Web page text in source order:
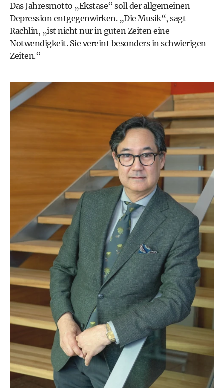
Das Jahresmotto „Ekstase“ soll der allgemeinen
Depression entgegenwirken. „Die Musik“, sagt
Rachlin, „ist nicht nur in guten Zeiten eine
Notwendigkeit. Sie vereint besonders in schwierigen
Zeiten.“